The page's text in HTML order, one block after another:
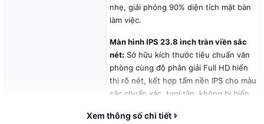
nhẹ, giải phóng 90% diện tích mặt bàn
làm việc.
Màn hình IPS 23.8 inch tràn viền sắc
nét: Sở hữu kích thước tiêu chuẩn văn
phòng cùng độ phân giải Full HD hiển
thị rõ nét, kết hợp tấm nền IPS cho màu
sắc chuẩn xác, tươi tắn, không bị biến
Xem thông số chi tiết